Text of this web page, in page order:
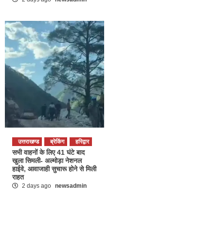
उत्तराखण्ड ब्रेकिंग हरिद्वार
सभी वाहनों के लिए 41 घंटे बाद
खुला सिमली- अल्मोड़ा नेशनल
हाईवे, आवाजाही सुचारू होने से मिली
राहत
2 days ago newsadmin